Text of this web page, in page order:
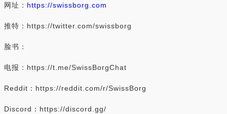
网址： https://swissborg.com
推特：https://twitter.com/swissborg
脸书：
电报：https://t.me/SwissBorgChat
Reddit：https://reddit.com/r/SwissBorg
Discord：https://discord.gg/